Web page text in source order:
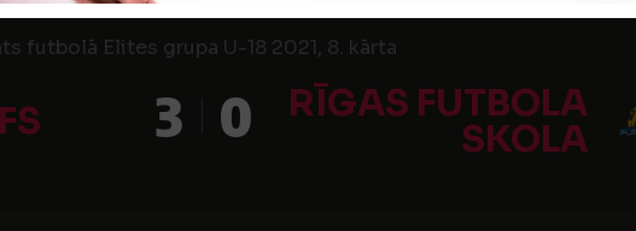
futbolā Elites grupa U-18 2021, 8. kārta
3 RĪGAS FUTBOLA
SKOLA
0